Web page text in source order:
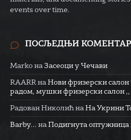
events over time.
ПОСЉЕДЊИ
Marko на Засеоци у Чечави
RAARR на Нови фризерски салон
радом, мушки фризерски салон ,,
Радован Николић на На Укрини
Barby... на Подигнута оптужница